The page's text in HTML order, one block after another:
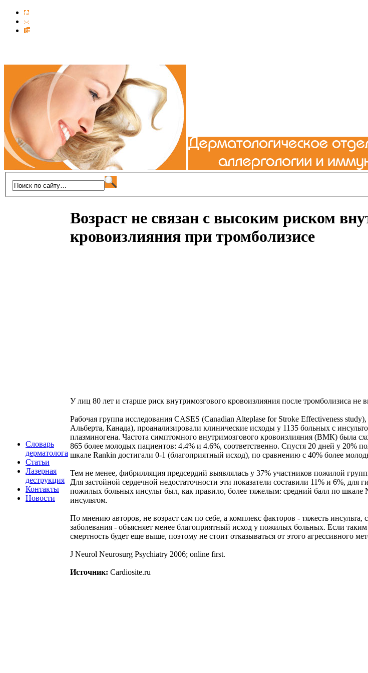
Словарь
дерматолога
Статьи
Лазерная
деструкция
Контакты
Новости
Возраст не связан с высоким риском
кровоизлияния при тромболизисе
У лиц 80 лет и старше риск внутримозгового кровоизлияния после тромболизиса
Рабочая группа исследования CASES (Canadian Alteplase for Stroke Effectiveness
Альберта, Канада), проанализировали клинические исходы у 1135 больных с
плазминогена. Частота симптомного внутримозгового кровоизлияния (ВМК) была
865 более молодых пациентов: 4.4% и 4.6%, соответственно. Спустя 20 дней у
шкале Rankin достигали 0-1 (благоприятный исход), по сравнению с 40% более
Тем не менее, фибрилляция предсердий выявлялась у 37% участников пожилой
Для застойной сердечной недостаточности эти показатели составили 11% и 6%, для
пожилых больных инсульт был, как правило, более тяжелым: средний балл по шкале
инсультом.
По мнению авторов, не возраст сам по себе, а комплекс факторов - тяжесть
заболевания - объясняет менее благоприятный исход у пожилых больных. Если
смертность будет еще выше, поэтому не стоит отказываться от этого агрессивного
J Neurol Neurosurg Psychiatry 2006; online first.
Источник: Cardiosite.ru